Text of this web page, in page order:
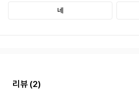
리뷰 (2)